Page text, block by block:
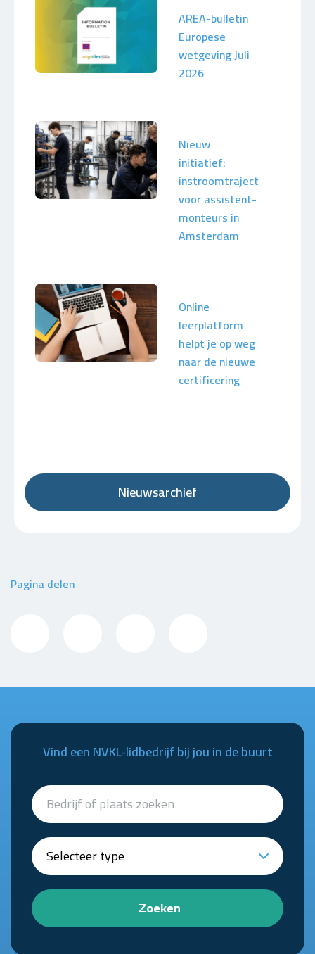
AREA-bulletin
Europese
wetgeving Juli
2026
Nieuw
initiatief:
instroomtraject
voor assistent-
monteurs in
Amsterdam
Online
leerplatform
helpt je op weg
naar de nieuwe
certificering
Nieuwsarchief
Pagina delen
Vind een NVKL-lidbedrijf bij jou in de buurt
Zoeken